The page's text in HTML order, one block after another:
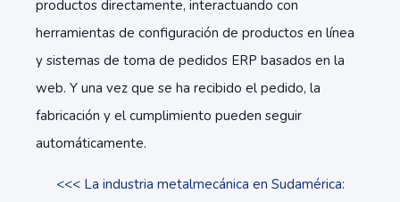
productos directamente, interactuando con
herramientas de configuración de productos en línea
y sistemas de toma de pedidos ERP basados ​​en la
web. Y una vez que se ha recibido el pedido, la
fabricación y el cumplimiento pueden seguir
automáticamente.
<<< La industria metalmecánica en Sudamérica: